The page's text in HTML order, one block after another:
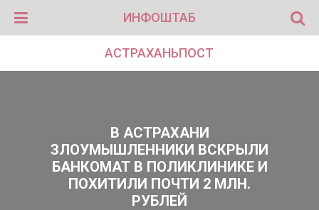
ИНФОШТАБ
АСТРАХАНЬПОСТ
В АСТРАХАНИ
ЗЛОУМЫШЛЕННИКИ ВСКРЫЛИ
БАНКОМАТ В ПОЛИКЛИНИКЕ И
ПОХИТИЛИ ПОЧТИ 2 МЛН.
РУБЛЕЙ